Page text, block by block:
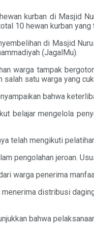
kurban di Masjid
10 hewan kurban
di Masjid
(JagalMu).
warga tampak
salah satu warga yang
bahwa
belajar mengelola
telah mengikuti
pengolahan jeroan.
warga penerima
distribusi
bahwa